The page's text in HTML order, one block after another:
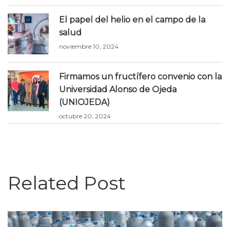
El papel del helio en el campo de la
salud
noviembre 10, 2024
Firmamos un fructífero convenio con la
Universidad Alonso de Ojeda
(UNIOJEDA)
octubre 20, 2024
Related Post